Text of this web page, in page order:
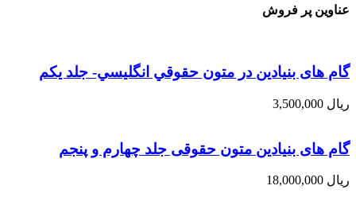
عناوین پر فروش
گام های بنیادین در متون حقوقي انگليسي- جلد يكم
ریال
گام های بنیادین متون حقوقی جلد چهارم و پنجم
ریال